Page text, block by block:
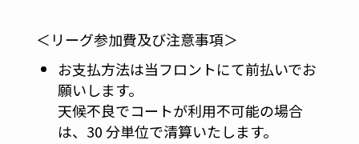
＜リーグ参加費及び注意事項＞
お支払方法は当フロントにて前払いでお
願いします。
天候不良でコートが利用不可能の場合
は、30 分単位で清算いたします。